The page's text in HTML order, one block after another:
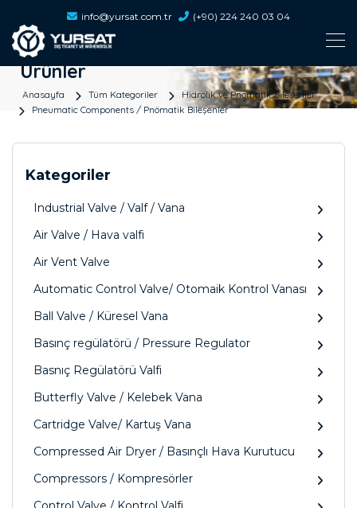
info@yursat.com.tr (+90) 224 240 03 04
Ürünler
Anasayfa Tüm Kategoriler
Hidrolik ve Pnömatik Bileşenler
Pneumatic Components / Pnömatik Bileşenler
Kategoriler
Industrial Valve / Valf / Vana
Air Valve / Hava valfi
Air Vent Valve
Automatic Control Valve/ Otomaik Kontrol Vanası
Ball Valve / Küresel Vana
Basınç regülatörü / Pressure Regulator
Basnıç Regülatörü Valfi
Butterfly Valve / Kelebek Vana
Cartridge Valve/ Kartuş Vana
Compressed Air Dryer / Basınçlı Hava Kurutucu
Compressors / Kompresörler